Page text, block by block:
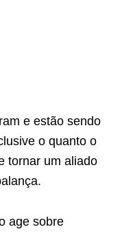
e estão sendo
o quanto o
tornar um aliado
age sobre